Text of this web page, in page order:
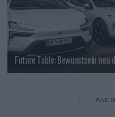
Future Table: Bewusstsein
LOAD